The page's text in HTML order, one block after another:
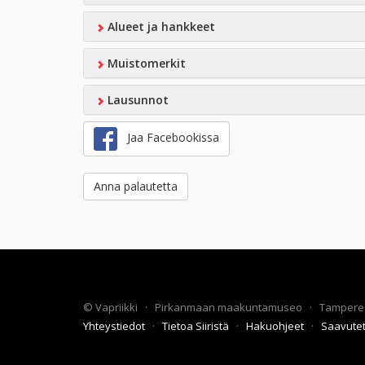
Alueet ja hankkeet
Muistomerkit
Lausunnot
Jaa Facebookissa
Anna palautetta
© Vapriikki · Pirkanmaan maakuntamuseo ·
Yhteystiedot · Tietoa Siiristä · Hakuohjeet ·